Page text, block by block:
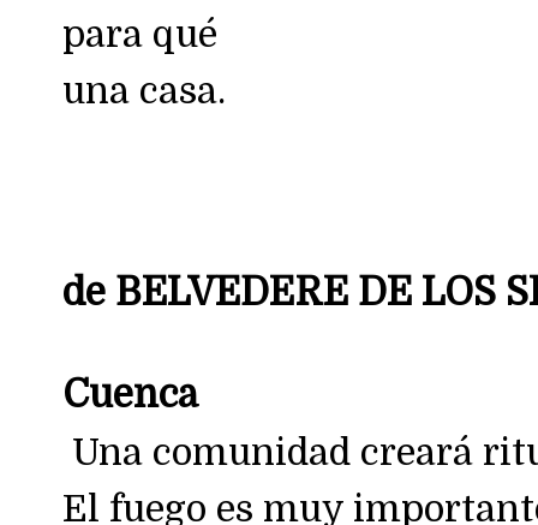
para qué
una casa.
de BELVEDERE DE LOS
Cuenca
Una comunidad creará
El fuego es muy